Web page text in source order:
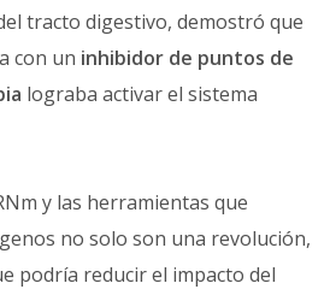
tracto digestivo, demostró que
con un inhibidor de puntos de
lograba activar el sistema
y las herramientas que
no solo son una revolución,
podría reducir el impacto del